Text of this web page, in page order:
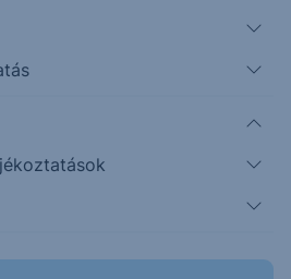
kínálatával különböző
megfelelő befektetési
között találsz olyat, ahol a
piac vagy termékek negatív
tőkevédelem mellett érhetsz